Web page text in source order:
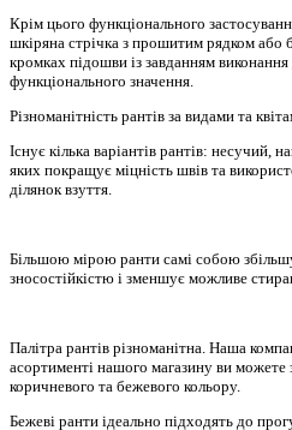
Крім цього функціонального
шкіряна стрічка з прошитим рядком або
кромках підошви із завданням виконання
функціонального значення.
Різноманітність рантів за видами та
Існує кілька варіантів рантів: несучий,
яких покращує міцність швів та
ділянок взуття.
Більшою мірою ранти самі собою
зносостійкістю і зменшує можливе
Палітра рантів різноманітна. Наша
асортименті нашого магазину ви можете
коричневого та бежевого кольору.
Бежеві ранти ідеально підходять до